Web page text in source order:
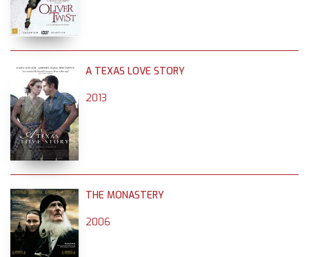
A TEXAS LOVE STORY
2013
THE MONASTERY
2006